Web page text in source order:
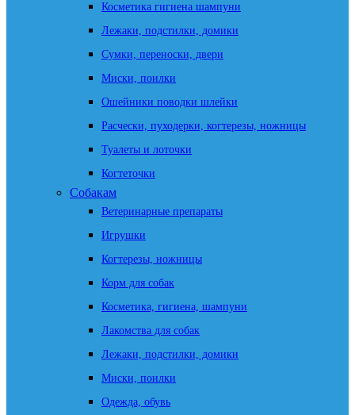
Косметика гигиена шампуни
Лежаки, подстилки, домики
Сумки, переноски, двери
Миски, поилки
Ошейники поводки шлейки
Расчески, пуходерки, когтерезы, ножницы
Туалеты и лоточки
Когтеточки
Собакам
Ветеринарные препараты
Игрушки
Когтерезы, ножницы
Корм для собак
Косметика, гигиена, шампуни
Лакомства для собак
Лежаки, подстилки, домики
Миски, поилки
Одежда, обувь